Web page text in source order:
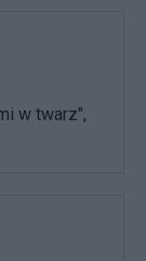
w twarz",